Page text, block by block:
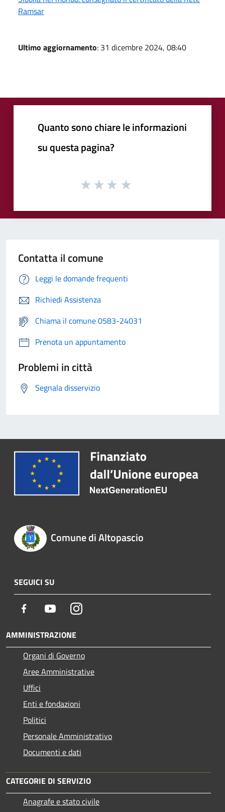
Ramsar
Ultimo aggiornamento: 31 dicembre 2024, 08:40
Quanto sono chiare le informazioni
su questa pagina?
Contatta il comune
Leggi le domande frequenti
Richiedi Assistenza
Chiama il comune 0583-24031
Prenota un appuntamento
Problemi in città
Segnala disservizio
Comune di Altopascio
SEGUICI SU
Facebook YoutubeInstagram
AMMINISTRAZIONE
Organi di Governo
Aree Amministrative
Uffici
Enti e fondazioni
Politici
Personale Amministrativo
Documenti e dati
CATEGORIE DI SERVIZIO
Anagrafe e stato civile